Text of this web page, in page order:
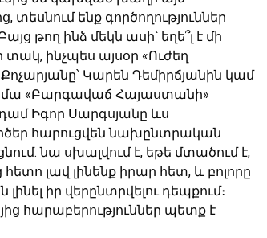
ենք գործողություններ
թող ինձ մեկն ասի՝ եղե՞լ է մի
ինչպես այսօր «Ուժեղ
Կարեն Դեմիրճյանին կամ
«Բարգավաճ Հայաստանի»
Իգոր Սարգսյանը ևս
հարուցվեն նախընտրական
նա սխալվում է, եթե մտածում է,
լավ լինենք իրար հետ, և բոլորը
իր վերընտրվելու դեպքում։
հարաբերություններ պետք է